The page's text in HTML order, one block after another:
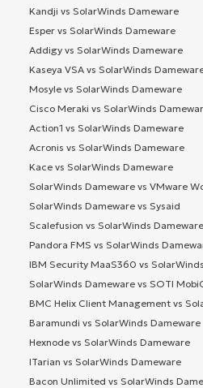
Kandji vs SolarWinds Dameware
Esper vs SolarWinds Dameware
Addigy vs SolarWinds Dameware
Kaseya VSA vs SolarWinds
Mosyle vs SolarWinds Dameware
Cisco Meraki vs SolarWinds
Action1 vs SolarWinds Dameware
Acronis vs SolarWinds Dameware
Kace vs SolarWinds Dameware
SolarWinds Dameware vs VMware
SolarWinds Dameware vs Sysaid
Scalefusion vs SolarWinds Dameware
Pandora FMS vs SolarWinds
IBM Security MaaS360 vs
SolarWinds Dameware vs SOTI
BMC Helix Client Management vs
Baramundi vs SolarWinds Dameware
Hexnode vs SolarWinds Dameware
ITarian vs SolarWinds Dameware
Bacon Unlimited vs SolarWinds